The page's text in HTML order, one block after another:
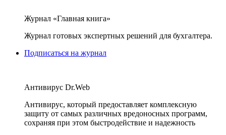
Журнал «Главная книга»
Журнал готовых экспертных решений для бухгалтера.
Подписаться на журнал
Антивирус Dr.Web
Антивирус, который предоставляет комплексную
защиту от самых различных вредоносных программ,
сохраняя при этом быстродействие и надежность